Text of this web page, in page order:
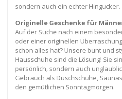
sondern auch ein echter Hingucker.
Originelle Geschenke für
Auf der Suche nach einem
oder einer originellen
schon alles hat? Unsere bunt und
Hausschuhe sind die Lösung! Sie
persönlich, sondern auch
Gebrauch als Duschschuhe,
den gemütlichen Sonntagmorgen.